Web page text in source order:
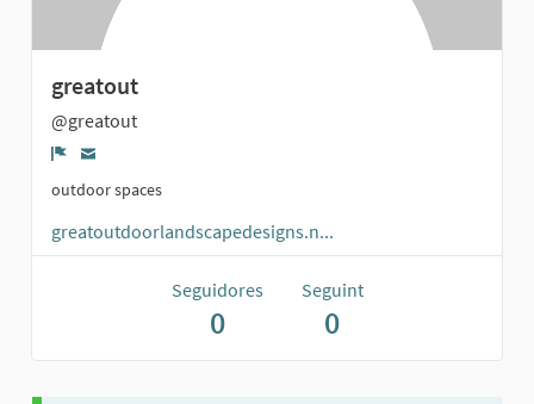
greatout
@greatout
Denúncia
outdoor spaces
greatoutdoorlandscapedesigns.n...
Seguidores
0
Seguint
0